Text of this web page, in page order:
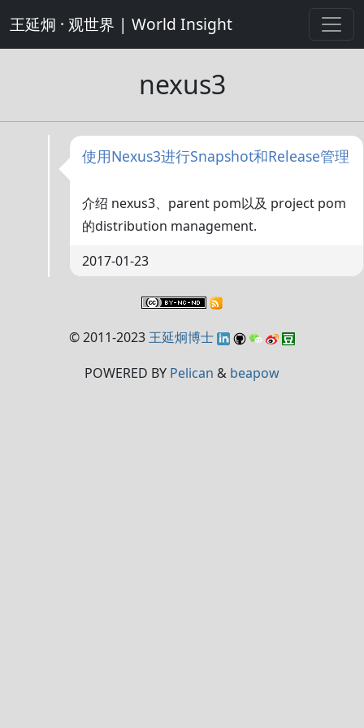
王延炯 · 观世界 | World Insight
nexus3
使用Nexus3进行Snapshot和Release管理
介绍 nexus3、parent pom以及 project pom
的distribution management.
2017-01-23
© 2011-2023 王延炯博士
POWERED BY Pelican & beapow